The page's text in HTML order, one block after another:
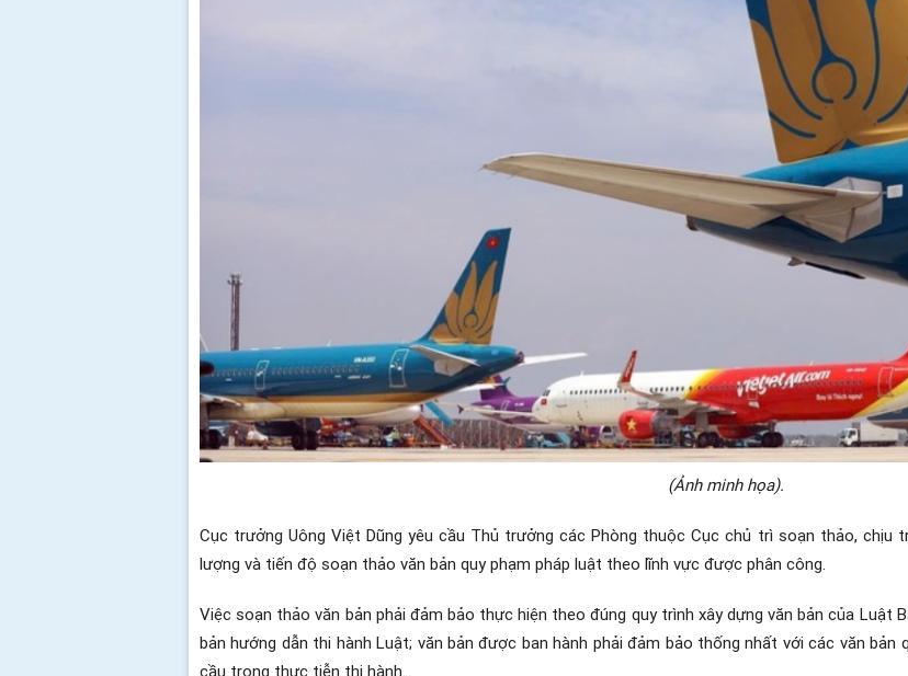
(Ảnh minh họa).
Cục trưởng Uông Việt Dũng yêu cầu Thủ trưởng các Phòng thuộc Cục chủ trì soạn thảo, chịu
lượng và tiến độ soạn thảo văn bản quy phạm pháp luật theo lĩnh vực được phân công.
Việc soạn thảo văn bản phải đảm bảo thực hiện theo đúng quy trình xây dựng văn bản của Luật
bản hướng dẫn thi hành Luật; văn bản được ban hành phải đảm bảo thống nhất với các văn bản
cầu trong thực tiễn thi hành.